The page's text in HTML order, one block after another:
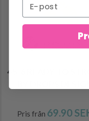
45-6 READY TO
Pris från 69.90